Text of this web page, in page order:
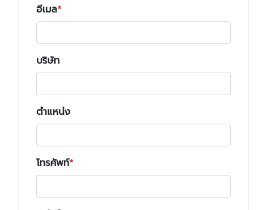
อีเมล
บริษัท
ตำแหน่ง
โทรศัพท์